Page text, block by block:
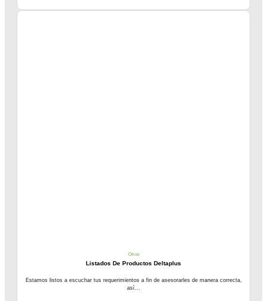
Otros
Listados De Productos Deltaplus
Estamos listos a escuchar tus requerimientos a fin de asesorarles de manera correcta,
así...